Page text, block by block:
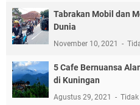
Tabrakan Mobil dan
Dunia
November 10, 2021
5 Cafe Bernuansa
di Kuningan
Agustus 29, 2021